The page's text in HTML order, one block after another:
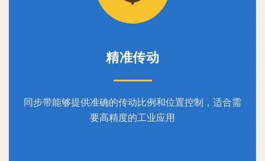
精准传动
同步带能够提供准确的传动比例和位置控制，适合需
要高精度的工业应用